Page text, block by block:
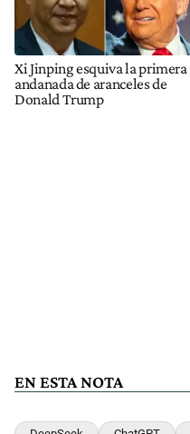
Xi Jinping esquiva la primera
andanada de aranceles de
Donald Trump
EN ESTA NOTA